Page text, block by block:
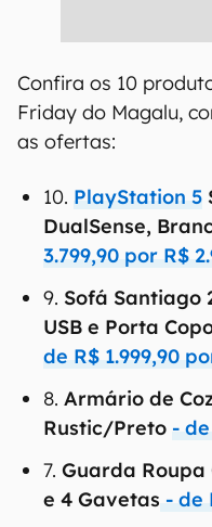
Confira os 10
Friday do Magalu,
as ofertas:
10. PlayStation 5
DualSense,
3.799,90 por R$
9. Sofá Santiago
USB e Porta
de R$ 1.999,90
8. Armário de
Rustic/Preto -
7. Guarda Roupa
e 4 Gavetas - de